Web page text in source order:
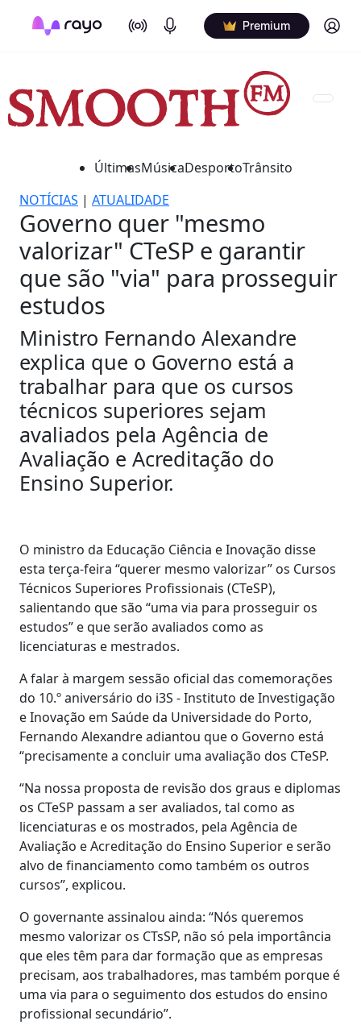
On Air Podcasts Premium Log in
ÚltimasMúsicaDesportoTrânsito
NOTÍCIAS | ATUALIDADE
Governo quer "mesmo
valorizar" CTeSP e garantir
que são "via" para prosseguir
estudos
Ministro Fernando Alexandre
explica que o Governo está a
trabalhar para que os cursos
técnicos superiores sejam
avaliados pela Agência de
Avaliação e Acreditação do
Ensino Superior.
O ministro da Educação Ciência e Inovação disse
esta terça-feira “querer mesmo valorizar” os Cursos
Técnicos Superiores Profissionais (CTeSP),
salientando que são “uma via para prosseguir os
estudos” e que serão avaliados como as
licenciaturas e mestrados.
A falar à margem sessão oficial das comemorações
do 10.º aniversário do i3S - Instituto de Investigação
e Inovação em Saúde da Universidade do Porto,
Fernando Alexandre adiantou que o Governo está
“precisamente a concluir uma avaliação dos CTeSP.
“Na nossa proposta de revisão dos graus e diplomas
os CTeSP passam a ser avaliados, tal como as
licenciaturas e os mostrados, pela Agência de
Avaliação e Acreditação do Ensino Superior e serão
alvo de financiamento como também os outros
cursos”, explicou.
O governante assinalou ainda: “Nós queremos
mesmo valorizar os CTsSP, não só pela importância
que eles têm para dar formação que as empresas
precisam, aos trabalhadores, mas também porque é
uma via para o seguimento dos estudos do ensino
profissional secundário”.